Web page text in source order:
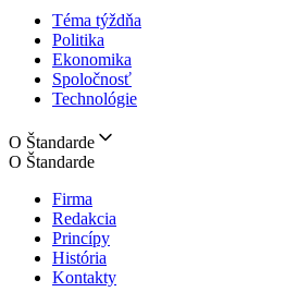
Téma týždňa
Politika
Ekonomika
Spoločnosť
Technológie
O Štandarde
O Štandarde
Firma
Redakcia
Princípy
História
Kontakty